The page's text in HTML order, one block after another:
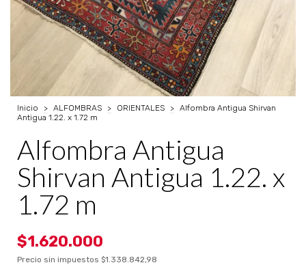
Inicio > ALFOMBRAS > ORIENTALES > Alfombra Antigua Shirvan
Antigua 1.22. x 1.72 m
Alfombra Antigua
Shirvan Antigua 1.22. x
1.72 m
$1.620.000
Precio sin impuestos $1.338.842,98